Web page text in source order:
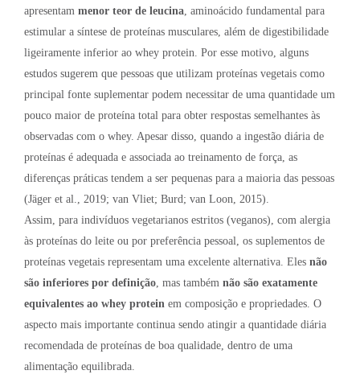
apresentam menor teor de leucina, aminoácido fundamental para
estimular a síntese de proteínas musculares, além de digestibilidade
ligeiramente inferior ao whey protein. Por esse motivo, alguns
estudos sugerem que pessoas que utilizam proteínas vegetais como
principal fonte suplementar podem necessitar de uma quantidade um
pouco maior de proteína total para obter respostas semelhantes às
observadas com o whey. Apesar disso, quando a ingestão diária de
proteínas é adequada e associada ao treinamento de força, as
diferenças práticas tendem a ser pequenas para a maioria das pessoas
(Jäger et al., 2019; van Vliet; Burd; van Loon, 2015).
Assim, para indivíduos vegetarianos estritos (veganos), com alergia
às proteínas do leite ou por preferência pessoal, os suplementos de
proteínas vegetais representam uma excelente alternativa. Eles não
são inferiores por definição, mas também não são exatamente
equivalentes ao whey protein em composição e propriedades. O
aspecto mais importante continua sendo atingir a quantidade diária
recomendada de proteínas de boa qualidade, dentro de uma
alimentação equilibrada.